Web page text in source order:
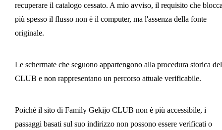
recuperare il catalogo cessato. A mio avviso, il requisito che
più spesso il flusso non è il computer, ma l'assenza della fonte
originale.
Le schermate che seguono appartengono alla procedura storica del
CLUB e non rappresentano un percorso attuale verificabile.
Poiché il sito di Family Gekijo CLUB non è più accessibile, i
passaggi basati sul suo indirizzo non possono essere verificati o